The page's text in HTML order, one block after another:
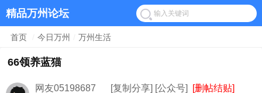
精品万州论坛
首页 今日万州 万州生活
66领养蓝猫
网友05198687 [复制分享] [公众号] [删帖结贴]